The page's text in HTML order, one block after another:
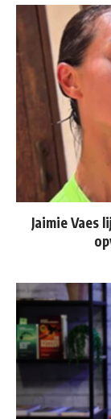
Jaimie Vaes